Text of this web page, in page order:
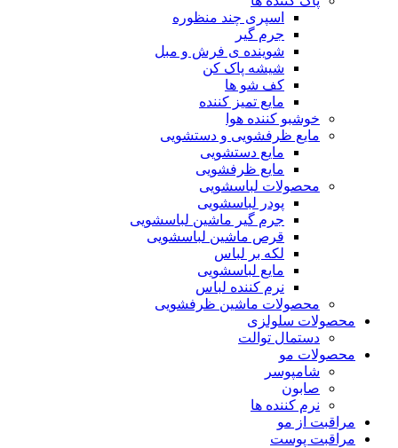
اسپری چند منظوره
جرم گیر
شوینده ی فرش و مبل
شیشه پاک کن
کف شو ها
مایع تمیز کننده
خوشبو کننده هوا
مایع ظرفشویی و دستشویی
مایع دستشویی
مایع ظرفشویی
محصولات لباسشویی
پودر لباسشویی
جرم گیر ماشین لباسشویی
قرص ماشین لباسشویی
لکه بر لباس
مایع لباسشویی
نرم کننده لباس
محصولات ماشین ظرفشویی
محصولات سلولزی
دستمال توالت
محصولات مو
شامپوسر
صابون
نرم کننده ها
مراقبت از مو
مراقبت پوست